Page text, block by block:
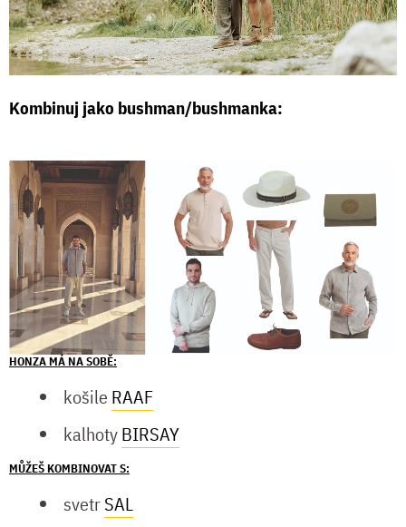
Kombinuj jako bushman/bushmanka:
HONZA MÁ NA SOBĚ:
košile RAAF
kalhotyBIRSAY
MŮŽEŠ KOMBINOVAT S:
svetrSAL